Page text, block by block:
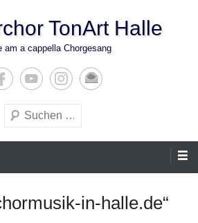
TonArt Halle
am a cappella Chorgesang
Suchen
in-halle.de“